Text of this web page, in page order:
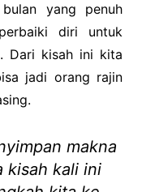
yang penuh
diri untuk
Dari kisah ini kita
jadi orang rajin
makna
kisah kali ini